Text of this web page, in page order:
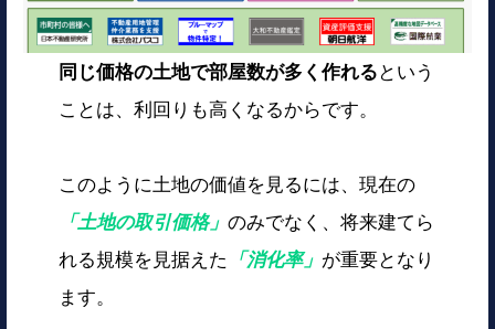
同じ価格の土地で部屋数が多く作れるという
ことは、利回りも高くなるからです。
このように土地の価値を見るには、現在の
「土地の取引価格」のみでなく、将来建てら
れる規模を見据えた 「消化率」 が重要となり
ます。